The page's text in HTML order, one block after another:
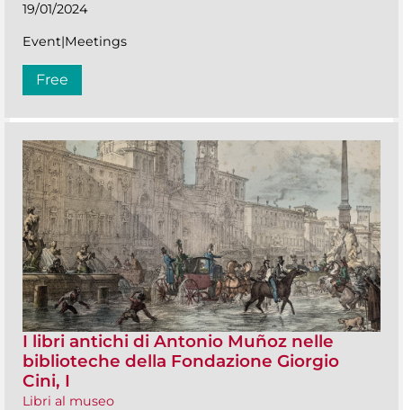
19/01/2024
Event|Meetings
Free
I libri antichi di Antonio Muñoz nelle
biblioteche della Fondazione Giorgio
Cini, I
Libri al museo